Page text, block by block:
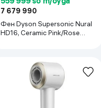
7 679 990
Фен Dyson Supersonic Nural
HD16, Ceramic Pink/Rose